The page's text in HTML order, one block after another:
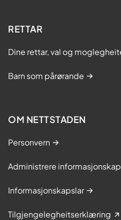
RETTAR
Dine rettar, val og
Barn som pårørande
OM NETTSTADEN
Personvern
Administrere
Informasjonskapslar
Tilgjengelegheitserklæring